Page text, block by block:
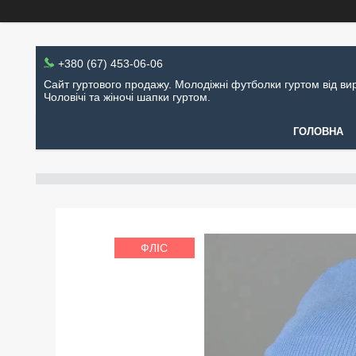
+380 (67) 453-06-06
Сайт гуртового продажу. Молодіжні футболки гуртом від
Чоловічі та жіночі шапки гуртом.
ГОЛОВНА
ФЛІС